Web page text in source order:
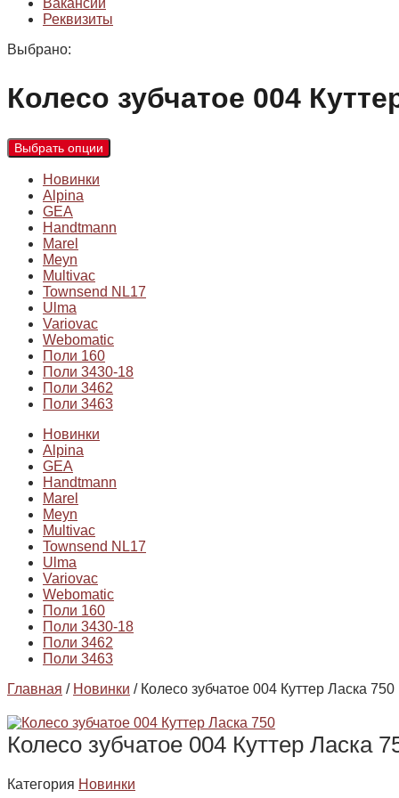
Вакансии
Реквизиты
Выбрано:
Колесо зубчатое 004
Выбрать опции
Новинки
Alpina
GEA
Handtmann
Marel
Meyn
Multivac
Townsend NL17
Ulma
Variovac
Webomatic
Поли 160
Поли 3430-18
Поли 3462
Поли 3463
Новинки
Alpina
GEA
Handtmann
Marel
Meyn
Multivac
Townsend NL17
Ulma
Variovac
Webomatic
Поли 160
Поли 3430-18
Поли 3462
Поли 3463
Главная / Новинки / Колесо зубчатое 004 Куттер Ласка 750
Колесо зубчатое 004 Куттер Ласка
Категория Новинки